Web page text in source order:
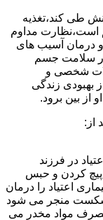
طی کند،تغذیه
است،نظارت مداوم
درمان آسیب های
سلامت جسم
شخصی و
بهبودی زندگی
از بین برود.
از:
در فرزند
پیچ کردن و حبس
اعتیاد را درمان
شکست منجر می شود
مصرف مواد مخدر می